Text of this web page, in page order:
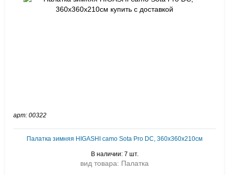
арт: 00322
Палатка зимняя HIGASHI camo Sota Pro DC, 360х360х210см
В наличии: 7 шт.
вид товара: Палатка